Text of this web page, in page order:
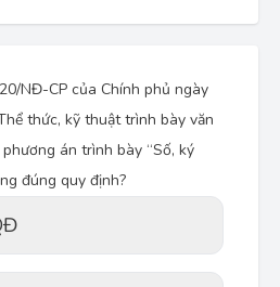
NĐ-CP của Chính phủ ngày
thức, kỹ thuật trình bày văn
án trình bày “Số, ký
đúng quy định?